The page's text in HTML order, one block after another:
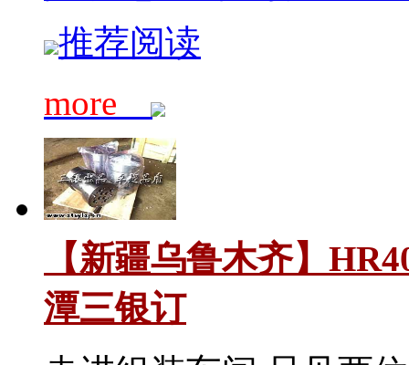
推荐阅读
more
【新疆乌鲁木齐】
潭三银订